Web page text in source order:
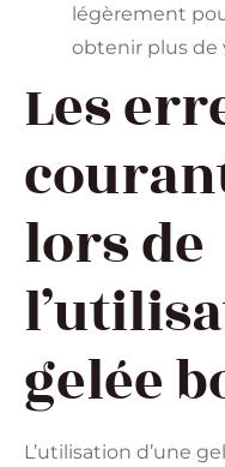
légèrement
obtenir plus de
Les
lors de
gelée
L’utilisation d’une